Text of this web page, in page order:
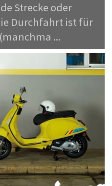
Strecke oder
Durchfahrt ist für
...